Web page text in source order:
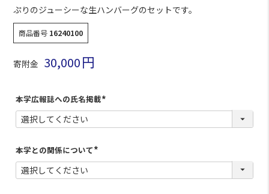
ぷりのジューシーな生ハンバーグのセットです。
商品番号 16240100
寄附金 30,000
本学広報誌への氏名掲載
(
須
本学との関係について
(
須